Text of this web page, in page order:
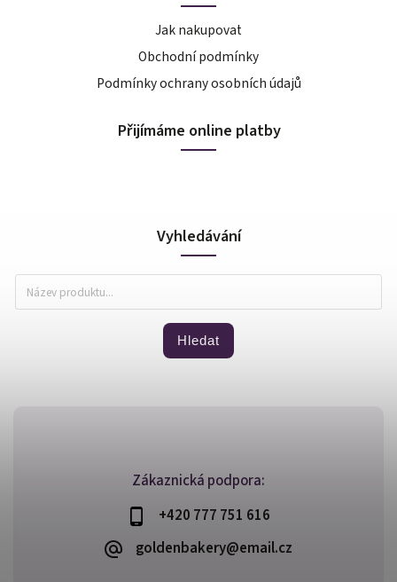
Zákaznická podpora:
+420 777 751 616
goldenbakery@email.cz
Jak nakupovat
Obchodní podmínky
Podmínky ochrany osobních údajů
Přijímáme online platby
Vyhledávání
Hledat